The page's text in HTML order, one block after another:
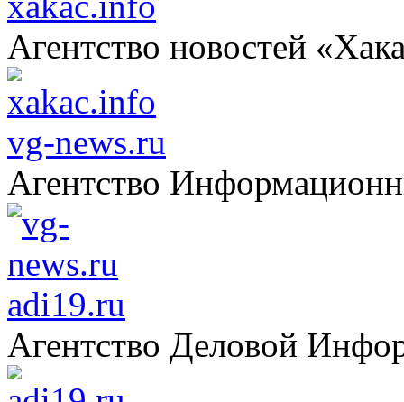
Агентство новостей
vg-news.ru
Агентство
adi19.ru
Агентство Деловой